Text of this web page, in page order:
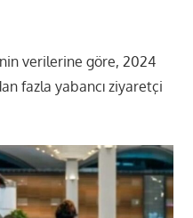
verilerine göre, 2024
fazla yabancı ziyaretçi